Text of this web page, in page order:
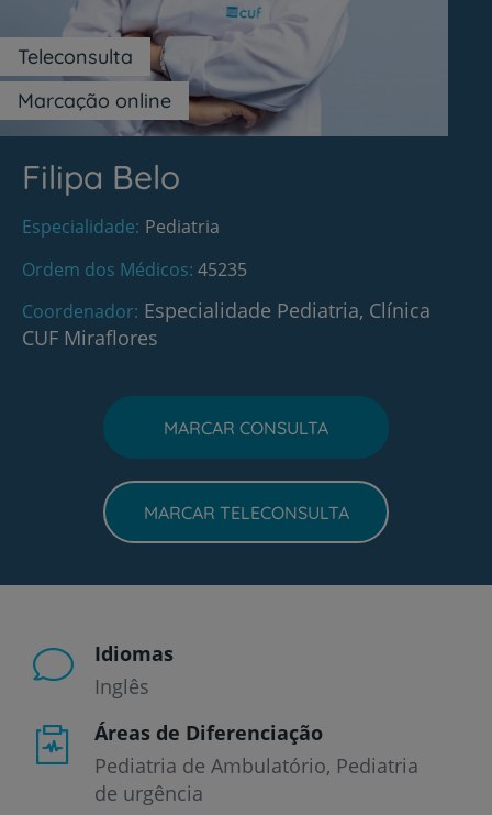
Marcação online
Teleconsulta
Filipa Belo
Especialidade Pediatria
Ordem dos Médicos 45235
Coordenador Especialidade Pediatria, Clínica
CUF Miraflores
MARCAR CONSULTA
MARCAR TELECONSULTA
Idiomas
Inglês
Áreas de Diferenciação
Pediatria de Ambulatório, Pediatria
de urgência